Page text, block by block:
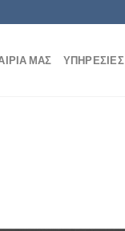
ΜΑΣ ΥΠΗΡΕΣΊΕΣ